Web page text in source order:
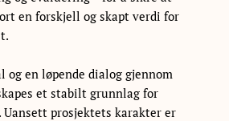
en forskjell og skapt verdi for
og en løpende dialog gjennom
et stabilt grunnlag for
prosjektets karakter er